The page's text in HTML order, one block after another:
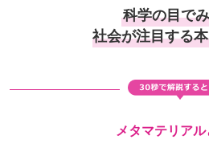
科学の目で
社会が注目する
メタマテリアル